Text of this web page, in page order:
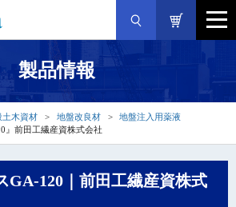
製品情報
土木資材 地盤改良材
地盤注入用薬液
』前田工繊産資株式会社
GA-120｜前田工繊産資株式